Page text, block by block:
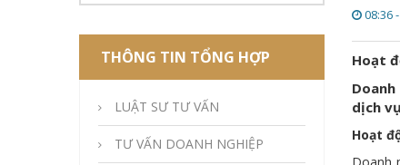
THÔNG TIN TỔNG HỢP
LUẬT SƯ TƯ VẤN
TƯ VẤN DOANH NGHIỆP
08:36
Hoạt
dịch
Hoạt